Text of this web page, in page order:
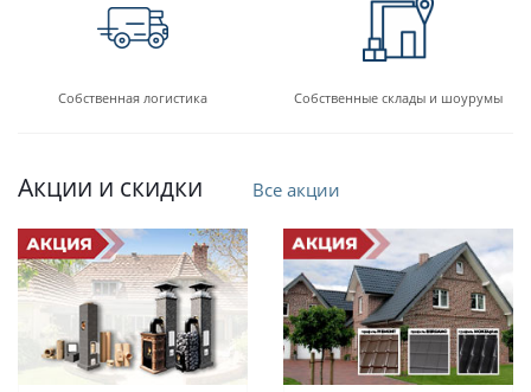
Собственная логистика Собственные склады и шоурумы
Акции и скидки Все акции